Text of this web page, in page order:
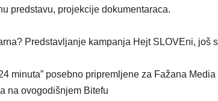
predstavu, projekcije dokumentaraca.
Predstavljanje kampanja Hejt SLOVEni, još
minuta” posebno pripremljene za Fažana Media
na ovogodišnjem Bitefu